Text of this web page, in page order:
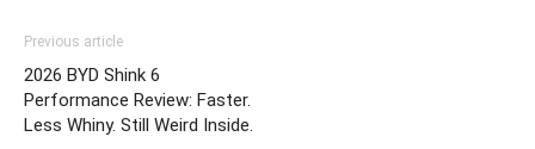
Previous article
2026 BYD Shink 6
Performance Review: Faster.
Less Whiny. Still Weird Inside.